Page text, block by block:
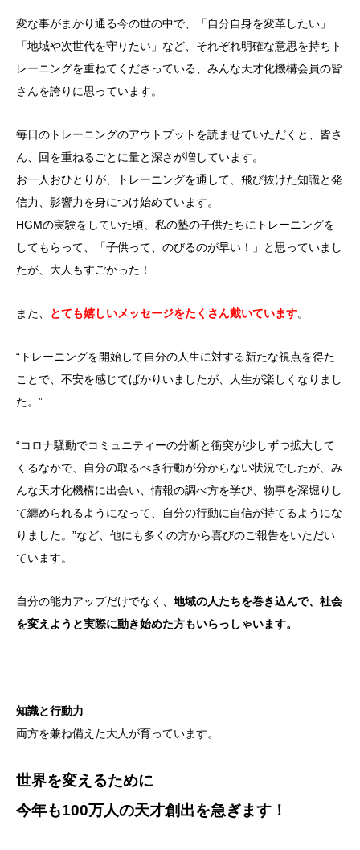
変な事がまかり通る今の世の中で、「自分自身を変革したい」
「地域や次世代を守りたい」など、それぞれ明確な意思を持ちト
レーニングを重ねてくださっている、みんな天才化機構会員の皆
さんを誇りに思っています。
毎日のトレーニングのアウトプットを読ませていただくと、皆さ
ん、回を重ねるごとに量と深さが増しています。
お一人おひとりが、トレーニングを通して、飛び抜けた知識と発
信力、影響力を身につけ始めています。
HGMの実験をしていた頃、私の塾の子供たちにトレーニングを
してもらって、「子供って、のびるのが早い！」と思っていまし
たが、大人もすごかった！
また、 とても嬉しいメッセージをたくさん戴いています。
“トレーニングを開始して自分の人生に対する新たな視点を得た
ことで、不安を感じてばかりいましたが、人生が楽しくなりまし
た。”
“コロナ騒動でコミュニティーの分断と衝突が少しずつ拡大して
くるなかで、自分の取るべき行動が分からない状況でしたが、み
んな天才化機構に出会い、情報の調べ方を学び、物事を深堀りし
て纏められるようになって、自分の行動に自信が持てるようにな
りました。”など、他にも多くの方から喜びのご報告をいただい
ています。
自分の能力アップだけでなく、 地域の人たちを巻き込んで、社会
を変えようと実際に動き始めた方もいらっしゃいます。
知識と行動力
両方を兼ね備えた大人が育っています。
世界を変えるために
今年も100万人の天才創出を急ぎます！